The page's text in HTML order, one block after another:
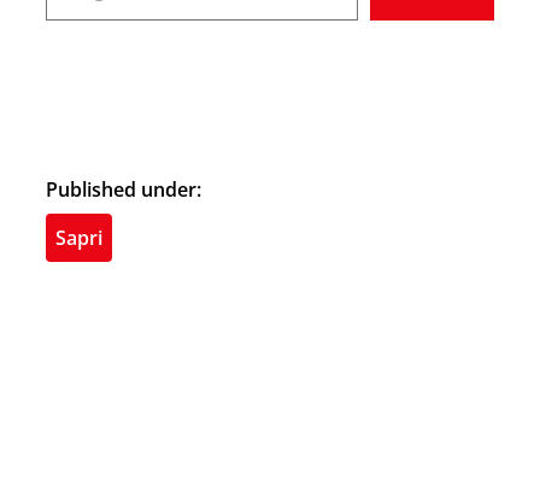
Published under:
Sapri